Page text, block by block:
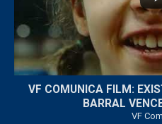
VF COMUNICA FILM:
BARRAL
VF